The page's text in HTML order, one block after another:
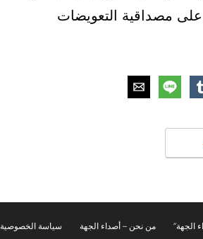
مصداقية التعويضات
الجهة” من نحن – أصداء الجهة سياسة الخصوصية